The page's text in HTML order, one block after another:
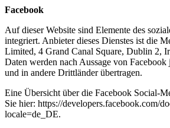
Facebook
Auf dieser Website sind Elemente des
integriert. Anbieter dieses Dienstes ist die
Limited, 4 Grand Canal Square, Dublin 2,
Daten werden nach Aussage von
und in andere Drittländer übertragen.
Eine Übersicht über die Facebook Social-
Sie hier: https://developers.facebook.com/
locale=de_DE.